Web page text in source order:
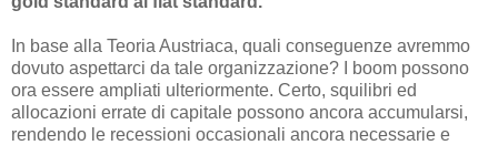
In base alla Teoria Austriaca, quali conseguenze avremmo
dovuto aspettarci da tale organizzazione? I boom possono
ora essere ampliati ulteriormente. Certo, squilibri ed
allocazioni errate di capitale possono ancora accumularsi,
rendendo le recessioni occasionali ancora necessarie e